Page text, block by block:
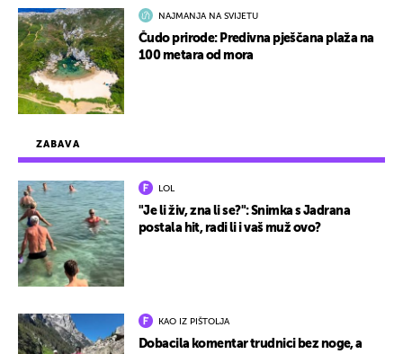
ZABAVA
LOL
"Je li živ, zna li se?": Snimka s Jadrana
postala hit, radi li i vaš muž ovo?
KAO IZ PIŠTOLJA
Dobacila komentar trudnici bez noge, a
NAJMANJA NA SVIJETU
Čudo prirode: Predivna pješčana plaža na
100 metara od mora